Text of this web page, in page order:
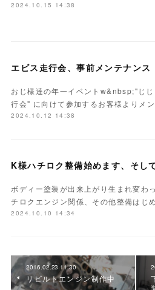
2024.10.15 14:38
エビス走行会、事前メンテナンス
おじ様達の年一イベントw&nbsp;"じじ
行会" に向けて参加するお客様よりメ
2024.10.12 14:38
ボディー塗装が出来上がり生まれ変わ
チロクエンジン関係、その他整備はじ
2024.10.10 14:34
2016.02.23 11:30
リビルトエンジン制作中